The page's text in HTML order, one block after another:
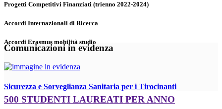
Progetti Competitivi Finanziati (trienno 2022-2024)
Accordi Internazionali di Ricerca
Accordi Erasmus mobilità studio
Comunicazioni in evidenza
Sicurezza e Sorveglianza Sanitaria per i Tirocinanti
500 STUDENTI LAUREATI PER ANNO